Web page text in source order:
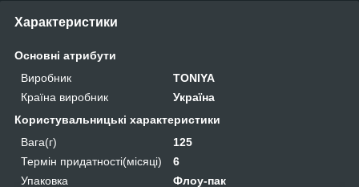
Характеристики
Основні атрибути
Виробник
TONIYA
Країна виробник
Україна
Користувальницькі характеристики
Вага(г)
125
Термін придатності(місяці)
6
Упаковка
Флоу-пак